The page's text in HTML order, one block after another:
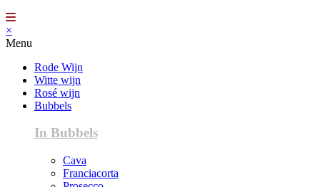
×
Menu
Rode Wijn
Witte wijn
Rosé wijn
Bubbels
In Bubbels
Cava
Franciacorta